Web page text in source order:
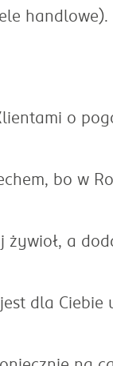
handlowe).
o
bo w
żywioł, a
dla Ciebie